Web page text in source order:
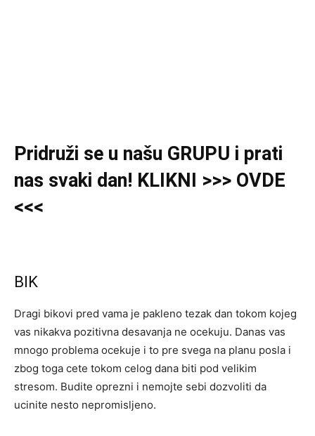
Pridruži se u našu GRUPU i prati
nas svaki dan! KLIKNI >>> OVDE
<<<
BIK
Dragi bikovi pred vama je pakleno tezak dan tokom kojeg
vas nikakva pozitivna desavanja ne ocekuju. Danas vas
mnogo problema ocekuje i to pre svega na planu posla i
zbog toga cete tokom celog dana biti pod velikim
stresom. Budite oprezni i nemojte sebi dozvoliti da
ucinite nesto nepromisljeno.